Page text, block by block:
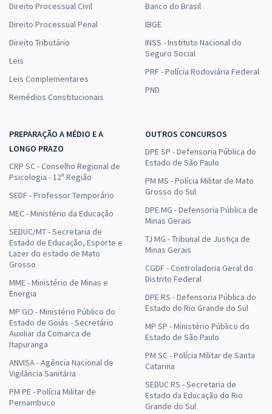
Direito Processual Civil
Direito Processual Penal
Direito Tributário
Leis
Leis Complementares
Remédios Constitucionais
Banco do Brasil
IBGE
INSS - Instituto Nacional do
Seguro Social
PRF - Polícia Rodoviária Federal
PND
PREPARAÇÃO A MÉDIO E A
LONGO PRAZO
CRP SC - Conselho Regional de
Psicologia - 12ª Região
SEDF - Professor Temporário
MEC - Ministério da Educação
SEDUC/MT - Secretaria de
Estado de Educação, Esporte e
Lazer do estado de Mato
Grosso
MME - Ministério de Minas e
Energia
MP GO - Ministério Público do
Estado de Goiás - Secretário
Auxiliar da Comarca de
Itapuranga
ANVISA - Agência Nacional de
Vigilância Sanitária
PM PE - Polícia Militar de
Pernambuco
OUTROS CONCURSOS
DPE SP - Defensoria Pública do
Estado de São Paulo
PM MS - Polícia Militar de Mato
Grosso do Sul
DPE MG - Defensoria Pública de
Minas Gerais
TJ MG - Tribunal de Justiça de
Minas Gerais
CGDF - Controladoria Geral do
Distrito Federal
DPE RS - Defensoria Pública do
Estado do Rio Grande do Sul
MP SP - Ministério Público do
Estado de São Paulo
PM SC - Polícia Militar de Santa
Catarina
SEDUC RS - Secretaria de
Estado da Educação do Rio
Grande do Sul